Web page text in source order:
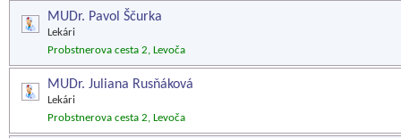
MUDr. Pavol Ščurka
Lekári
Probstnerova cesta 2, Levoča
MUDr. Juliana Rusňáková
Lekári
Probstnerova cesta 2, Levoča